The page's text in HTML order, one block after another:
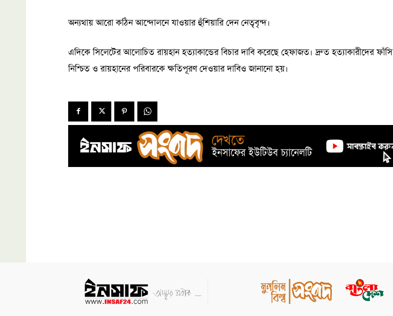
অন্যথায় আরো কঠিন আন্দোলনে যাওয়ার হুঁশিয়ারি দেন নেতৃবৃন্দ।
এদিকে সিলেটের আলোচিত রায়হান হত্যাকান্ডের বিচার দাবি করেছে হেফাজত। দ্রুত হত্যাকারীদের ফাঁসি
নিশ্চিত ও রায়হানের পরিবারকে ক্ষতিপূরণ দেওয়ার দাবিও জানানো হয়।